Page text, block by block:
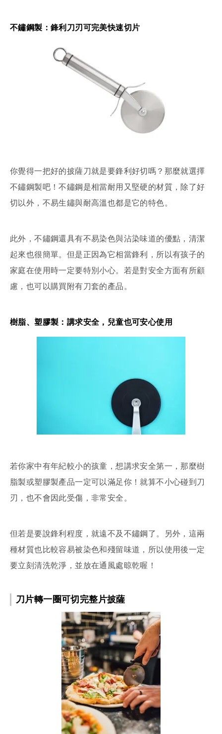
不鏽鋼製：鋒利刀刃可完美快速切片
你覺得一把好的披薩刀就是要鋒利好切嗎？那麼就選擇
不鏽鋼製吧！不鏽鋼是相當耐用又堅硬的材質，除了好
切以外，不易生鏽與耐高溫也都是它的特色。
此外，不鏽鋼還具有不易染色與沾染味道的優點，清潔
起來也很簡單。但是正因為它相當鋒利，所以有孩子的
家庭在使用時一定要特別小心。若是對安全方面有所顧
慮，也可以購買附有刀套的產品。
樹脂、塑膠製：講求安全，兒童也可安心使用
若你家中有年紀較小的孩童，想講求安全第一，那麼樹
脂製或塑膠製產品一定可以滿足你！就算不小心碰到刀
刃，也不會因此受傷，非常安全。
但若是要說鋒利程度，就遠不及不鏽鋼了。另外，這兩
種材質也比較容易被染色和殘留味道，所以使用後一定
要立刻清洗乾淨，並放在通風處晾乾喔！
刀片轉一圈可切完整片披薩